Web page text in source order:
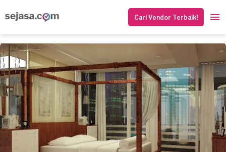
Cari Vendor Terbaik!